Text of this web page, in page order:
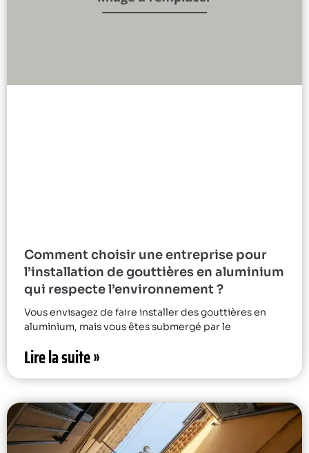
Comment choisir une entreprise pour
l’installation de gouttières en aluminium
qui respecte l’environnement ?
Vous envisagez de faire installer des gouttières en
aluminium, mais vous êtes submergé par le
Lire la suite »